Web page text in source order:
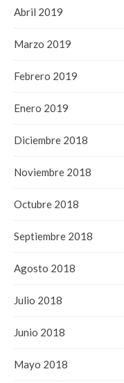
Abril 2019
Marzo 2019
Febrero 2019
Enero 2019
Diciembre 2018
Noviembre 2018
Octubre 2018
Septiembre 2018
Agosto 2018
Julio 2018
Junio 2018
Mayo 2018